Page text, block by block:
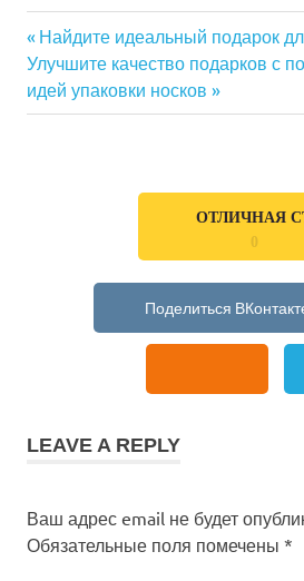
Навигация
по
Previous
Post:
Найдите идеальный подарок
Next
Post:
Улучшите качество подарков с
идей упаковки носков
ОТЛИЧНАЯ
0
LEAVE A REPLY
Ваш адрес email не будет
Обязательные поля помечены *